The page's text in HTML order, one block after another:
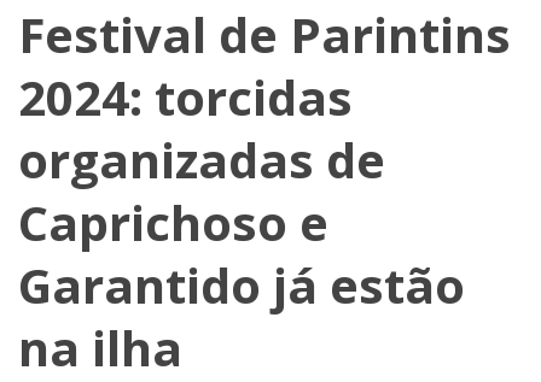
Festival de Parintins
2024: torcidas
organizadas de
Caprichoso e
Garantido já estão
na ilha